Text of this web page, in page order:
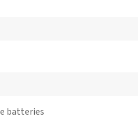
batteries